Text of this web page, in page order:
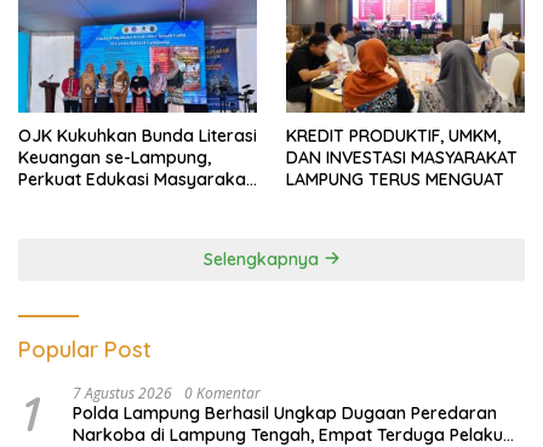
OJK Kukuhkan Bunda Literasi
Keuangan se-Lampung,
Perkuat Edukasi Masyarakat
KREDIT PRODUKTIF, UMKM,
DAN INVESTASI MASYARAKAT
LAMPUNG TERUS MENGUAT
Selengkapnya
Popular Post
1 7 Agustus 2026 0 Komentar
Polda Lampung Berhasil Ungkap Dugaan Peredaran
Narkoba di Lampung Tengah, Empat Terduga Pelaku